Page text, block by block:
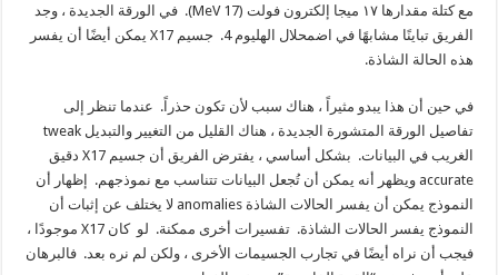
مع كتلة مقدارها ١٧ ميجا إلكترون فولت (17 MeV). في الورقة الجديدة ، وجد
الفريق تباينًا مشابهًا في اضمحلال الهليوم 4. جسيم X17 يمكن أيضًا أن يفسر
هذه الحالة الشاذة.
في حين أن هذا يبدو مثيراً ، هناك سبب لأن تكون حذراً. عندما تنظر إلى
تفاصيل الورقة المتشورة الجديدة ، هناك القليل من التغيير والتبديل tweak
الغريب في البيانات. بشكل أساسي ، يفترض الفريق أن جسيم X17 دقيق
accurate ويظهر أنه يمكن أن تُجعل البيانات تتناسب مع نموذجهم. إظهار أن
النموذج يمكن أن يفسر الحالات الشاذة anomalies لا يختلف عن إثبات أن
النموذج يفسر الحالات الشاذة. تفسيرات أخرى ممكنة. لو كان X17 موجودًا ،
فيجب أن نراه أيضًا في تجارب الجسيمات الأخرى ، ولكن لم نره بعد. فالبرهان